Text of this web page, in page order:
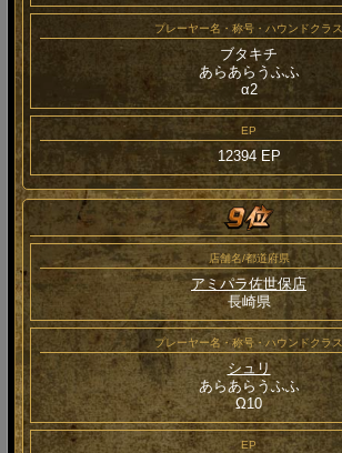
プレーヤー名・称号・ハウンドクラス
ブタキチ
あらあらうふふ
α2
EP
12394 EP
店舗名/都道府県
アミパラ佐世保店
長崎県
プレーヤー名・称号・ハウンドクラス
シュリ
あらあらうふふ
Ω10
EP